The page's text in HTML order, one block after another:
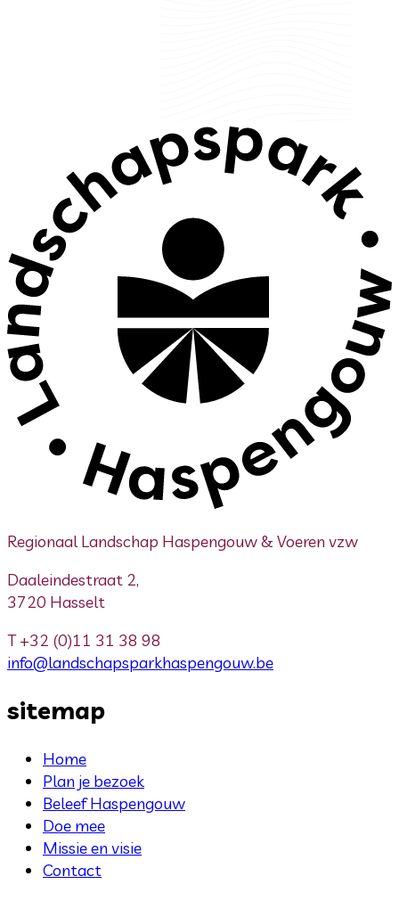
Regionaal Landschap Haspengouw & Voeren vzw
Daaleindestraat 2,
3720 Hasselt
T+32 (0)11 31 38 98
info@landschapsparkhaspengouw.be
sitemap
Home
Plan je bezoek
Beleef Haspengouw
Doe mee
Missie en visie
Contact